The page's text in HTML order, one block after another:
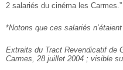
2 salariés du cinéma les Carmes.”
*Notons que ces salariés
Extraits du Tract Revendicatif de
Carmes, 28 juillet 2004 ; visible